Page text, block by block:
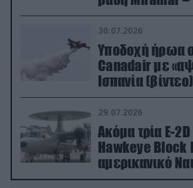
εκτινάχθηκε
30.07.2026
Υποδοχή ήρωα
Canadair με
Ισπανία (βίντεο)
29.07.2026
Ακόμα τρία E-
Hawkeye Block
αμερικανικό
δισ.δολάρια το